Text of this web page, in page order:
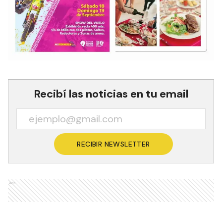
Recibí las noticias en tu email
RECIBIR NEWSLETTER
Ads